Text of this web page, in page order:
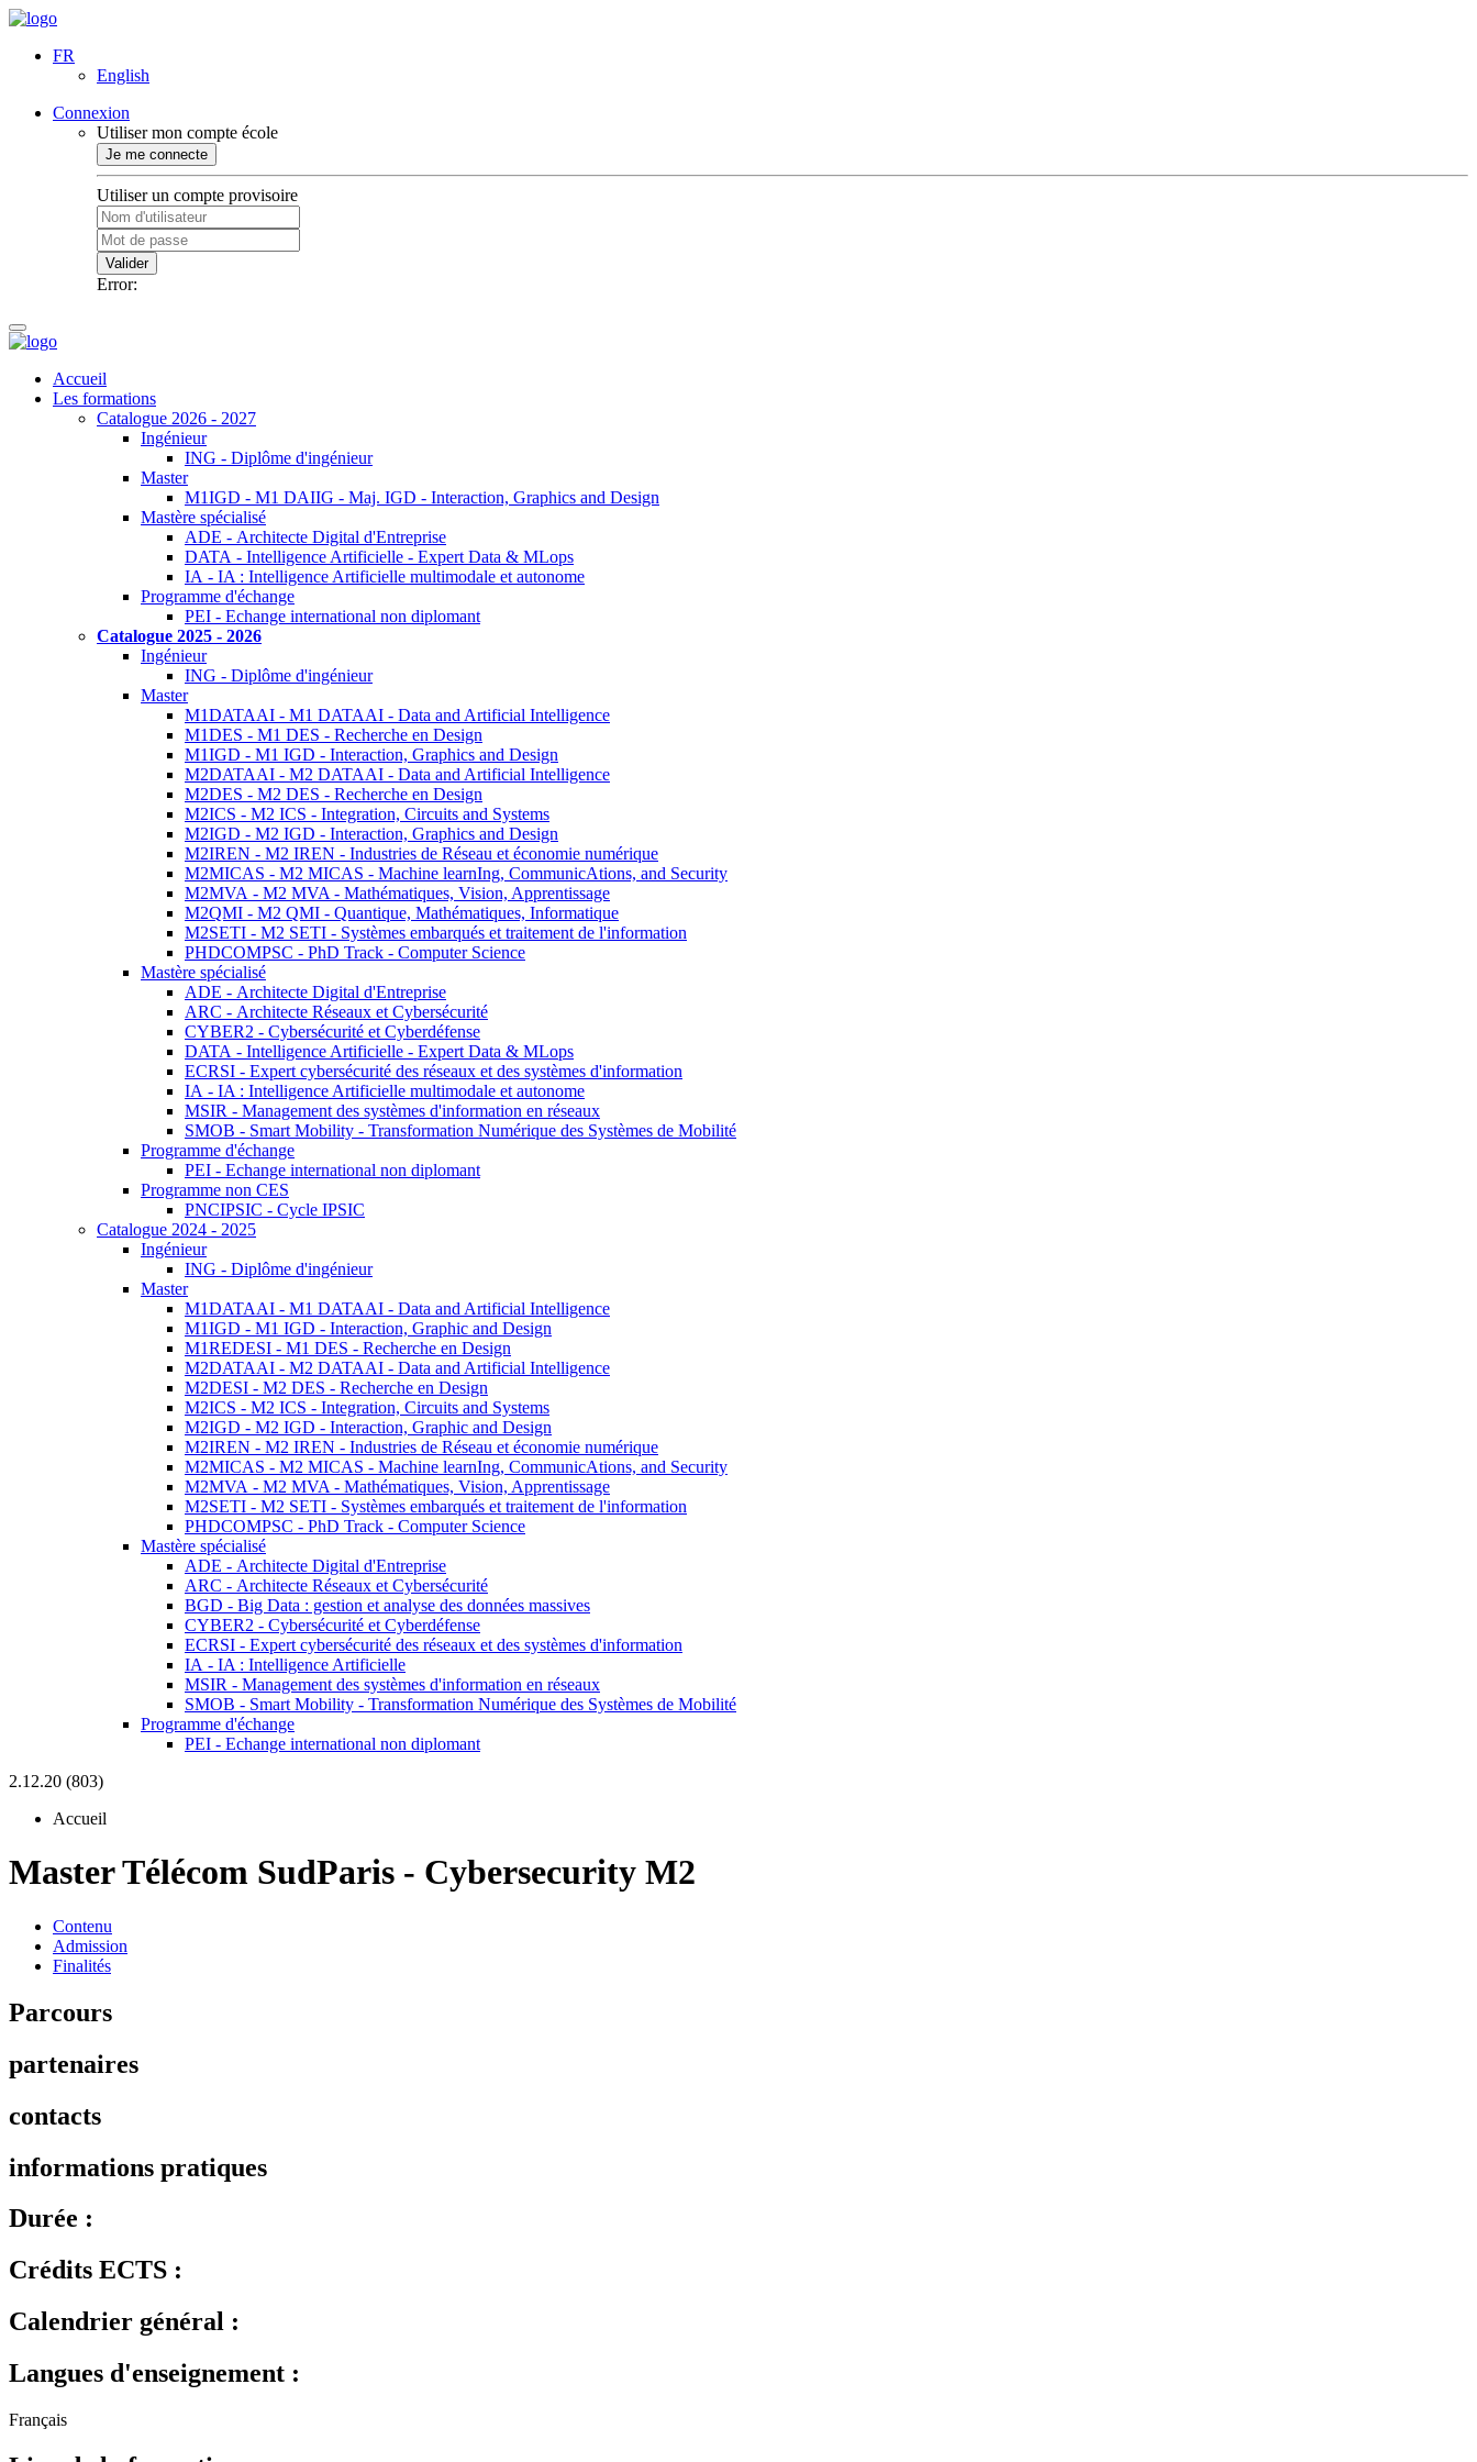
FR
English
Connexion
Utiliser mon compte école
Je me connecte
Utiliser un compte provisoire
Valider
Error:
Accueil
Les formations
Catalogue 2026 - 2027
Ingénieur
ING - Diplôme d'ingénieur
Master
M1IGD - M1 DAIIG - Maj. IGD - Interaction, Graphics and Design
Mastère spécialisé
ADE - Architecte Digital d'Entreprise
DATA - Intelligence Artificielle - Expert Data & MLops
IA - IA : Intelligence Artificielle multimodale et autonome
Programme d'échange
PEI - Echange international non diplomant
Catalogue 2025 - 2026
Ingénieur
ING - Diplôme d'ingénieur
Master
M1DATAAI - M1 DATAAI - Data and Artificial Intelligence
M1DES - M1 DES - Recherche en Design
M1IGD - M1 IGD - Interaction, Graphics and Design
M2DATAAI - M2 DATAAI - Data and Artificial Intelligence
M2DES - M2 DES - Recherche en Design
M2ICS - M2 ICS - Integration, Circuits and Systems
M2IGD - M2 IGD - Interaction, Graphics and Design
M2IREN - M2 IREN - Industries de Réseau et économie numérique
M2MICAS - M2 MICAS - Machine learnIng, CommunicAtions, and Security
M2MVA - M2 MVA - Mathématiques, Vision, Apprentissage
M2QMI - M2 QMI - Quantique, Mathématiques, Informatique
M2SETI - M2 SETI - Systèmes embarqués et traitement de l'information
PHDCOMPSC - PhD Track - Computer Science
Mastère spécialisé
ADE - Architecte Digital d'Entreprise
ARC - Architecte Réseaux et Cybersécurité
CYBER2 - Cybersécurité et Cyberdéfense
DATA - Intelligence Artificielle - Expert Data & MLops
ECRSI - Expert cybersécurité des réseaux et des systèmes d'information
IA - IA : Intelligence Artificielle multimodale et autonome
MSIR - Management des systèmes d'information en réseaux
SMOB - Smart Mobility - Transformation Numérique des Systèmes de Mobilité
Programme d'échange
PEI - Echange international non diplomant
Programme non CES
PNCIPSIC - Cycle IPSIC
Catalogue 2024 - 2025
Ingénieur
ING - Diplôme d'ingénieur
Master
M1DATAAI - M1 DATAAI - Data and Artificial Intelligence
M1IGD - M1 IGD - Interaction, Graphic and Design
M1REDESI - M1 DES - Recherche en Design
M2DATAAI - M2 DATAAI - Data and Artificial Intelligence
M2DESI - M2 DES - Recherche en Design
M2ICS - M2 ICS - Integration, Circuits and Systems
M2IGD - M2 IGD - Interaction, Graphic and Design
M2IREN - M2 IREN - Industries de Réseau et économie numérique
M2MICAS - M2 MICAS - Machine learnIng, CommunicAtions, and Security
M2MVA - M2 MVA - Mathématiques, Vision, Apprentissage
M2SETI - M2 SETI - Systèmes embarqués et traitement de l'information
PHDCOMPSC - PhD Track - Computer Science
Mastère spécialisé
ADE - Architecte Digital d'Entreprise
ARC - Architecte Réseaux et Cybersécurité
BGD - Big Data : gestion et analyse des données massives
CYBER2 - Cybersécurité et Cyberdéfense
ECRSI - Expert cybersécurité des réseaux et des systèmes d'information
IA - IA : Intelligence Artificielle
MSIR - Management des systèmes d'information en réseaux
SMOB - Smart Mobility - Transformation Numérique des Systèmes de Mobilité
Programme d'échange
PEI - Echange international non diplomant
2.12.20 (803)
Accueil
Master Télécom SudParis - Cybersecurity M2
Contenu
Admission
Finalités
Parcours
partenaires
contacts
informations pratiques
Durée :
Crédits ECTS :
Calendrier général :
Langues d'enseignement :
Français